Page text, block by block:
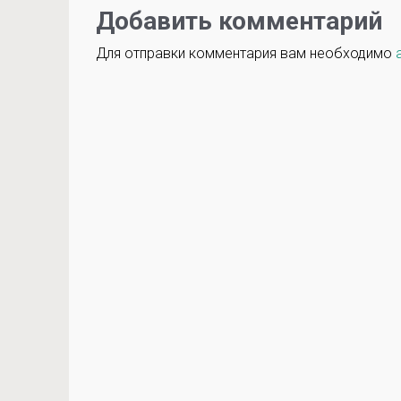
Добавить комментарий
Для отправки комментария вам необходимо